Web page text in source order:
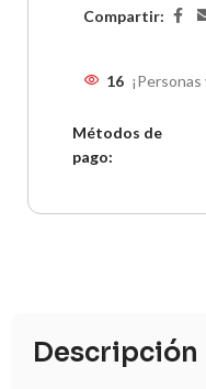
Compartir:
16
Métodos de
pago:
Descripción